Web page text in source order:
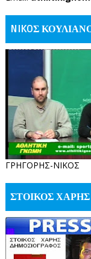
NIKOΣ
ΓΡΗΓΟΡΗΣ-ΝΙΚΟΣ
ΣΤΟΙΚΟΣ ΧΑΡΗΣ